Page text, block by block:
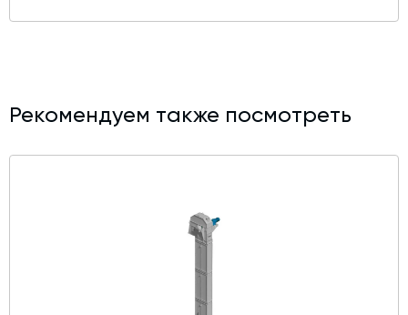
Рекомендуем также посмотреть